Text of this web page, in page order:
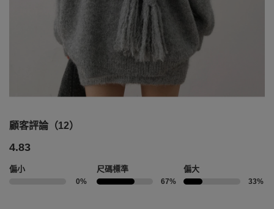
顧客評論（12）
4.83
偏小
0%
尺碼標準
67%
偏大
33%